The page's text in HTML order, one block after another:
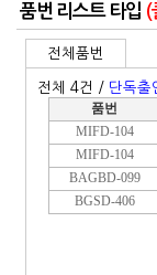
품번 리스트 타입 (